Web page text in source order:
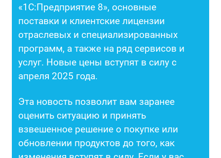
«1С:Предприятие 8», основные
поставки и клиентские лицензии
отраслевых и специализированных
программ, а также на ряд сервисов и
услуг. Новые цены вступят в силу с
апреля 2025 года.
Эта новость позволит вам заранее
оценить ситуацию и принять
взвешенное решение о покупке или
обновлении продуктов до того, как